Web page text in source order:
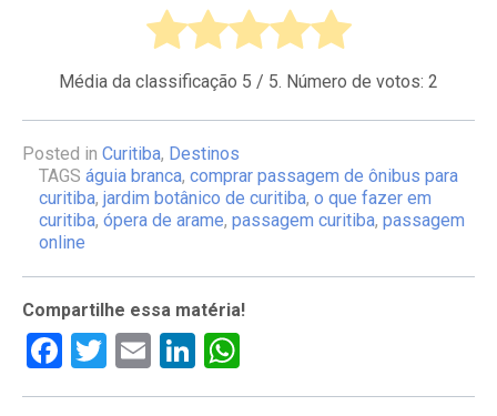
Média da classificação 5 / 5. Número de votos: 2
Posted in Curitiba, Destinos
TAGS águia branca, comprar passagem de ônibus para
curitiba, jardim botânico de curitiba, o que fazer em
curitiba, ópera de arame, passagem curitiba, passagem
online
Compartilhe essa matéria!
Facebook
Twitter
EmailLinkedIn